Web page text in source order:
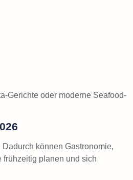
Gerichte oder moderne Seafood-
können Gastronomie,
planen und sich